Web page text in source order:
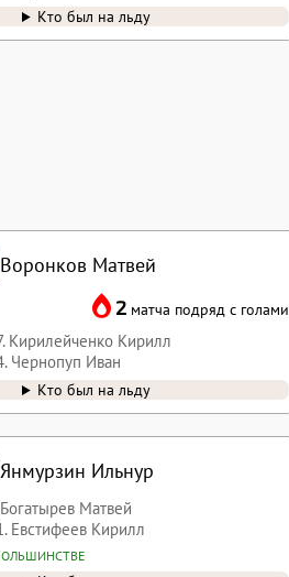
Янмурзин Ильнур
Богатырев Матвей
Евстифеев Кирилл
Воронков Матвей
2 матча подряд с голами
Кирилейченко Кирилл
Чернопуп Иван
Кто был на льду
Кто был на льду